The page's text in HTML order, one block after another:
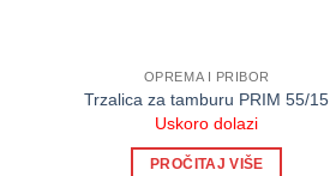
OPREMA I PRIBOR
Trzalica za tamburu PRIM 55/15
Uskoro dolazi
PROČITAJ VIŠE